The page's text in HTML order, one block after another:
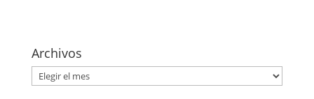
Archivos
Archivos